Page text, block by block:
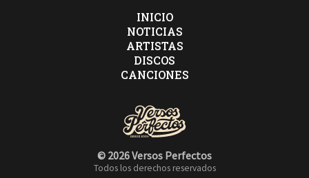
una misión que realizar a espaldas.
Bajo el sol de Alaska,
yo estoy salvando al mundo y tu no dejas de llamar.
INICIO
NOTICIAS
ARTISTAS
DISCOS
CANCIONES
© 2026 Versos Perfectos
Todos los derechos reservados